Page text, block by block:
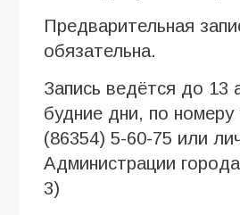
Предварительная
обязательна.
Запись ведётся до 13
будние дни, по
(86354) 5-60-75 или
Администрации
3)